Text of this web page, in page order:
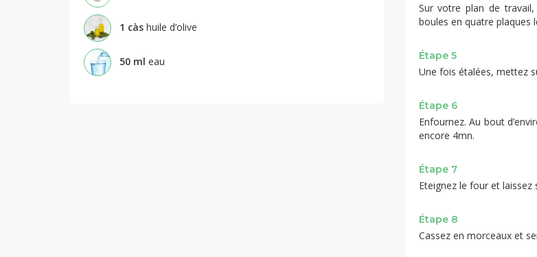
1 càs huile d’olive
50 ml eau
Sur votre plan de
boules en quatre plaques
Étape 5
Une fois étalées, mettez
Étape 6
Enfournez. Au bout
encore 4mn.
Étape 7
Eteignez le four et laissez
Étape 8
Cassez en morceaux et